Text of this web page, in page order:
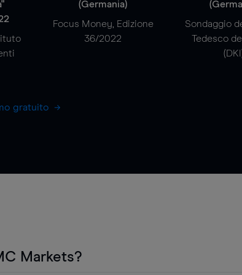
(Germania)
Focus Money, Edizione
36/2022
Sondaggio
Tedesco
gratuito
Markets?